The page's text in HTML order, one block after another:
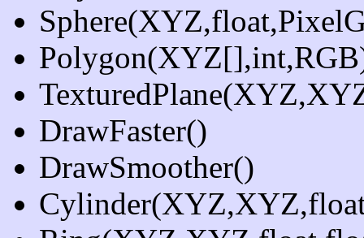
DrawFaster()
DrawSmoother()